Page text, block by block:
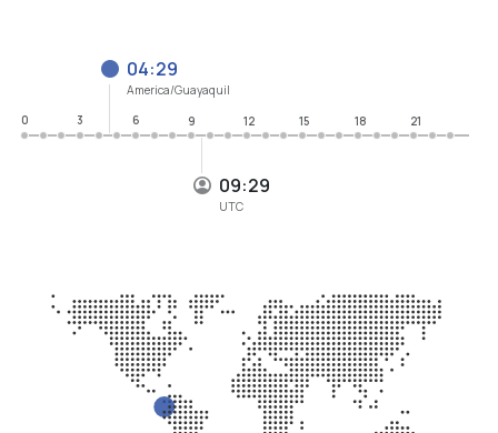
09:29
UTC
04:29
America/Guayaquil
0
3 6 9 12 15 18 21